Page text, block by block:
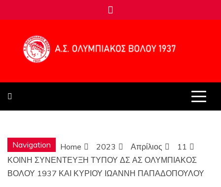
to
Α.Σ.
ΒΟΛΟΥ 1937
Navigation Home 2023 Απρίλιος
11
ΚΟΙΝΗ ΣΥΝΕΝΤΕΥΞΗ ΤΥΠΟΥ ΔΣ ΑΣ ΟΛΥΜΠΙΑΚΟΣ
ΒΟΛΟΥ 1937 ΚΑΙ ΚΥΡΙΟΥ ΙΩΑΝΝΗ ΠΑΠΑΔΟΠΟΥΛΟΥ